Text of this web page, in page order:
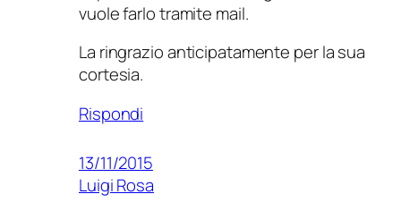
vuole farlo tramite mail.
La ringrazio anticipatamente per la sua
cortesia.
Rispondi
13/11/2015
Luigi Rosa